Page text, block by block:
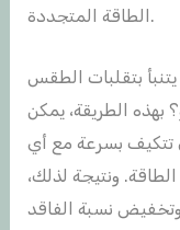
الطاقة المتجددة.
بتقلبات الطقس
بهذه الطريقة، يمكن
تتكيف بسرعة مع أي
ونتيجة لذلك،